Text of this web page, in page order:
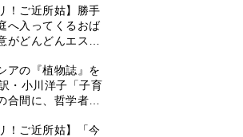
！ご近所姑】勝手
へ入ってくるおば
がどんどんエスカ
アの『植物誌』を
・小川洋子「子育
合間に、哲学者テ
！ご近所姑】「今